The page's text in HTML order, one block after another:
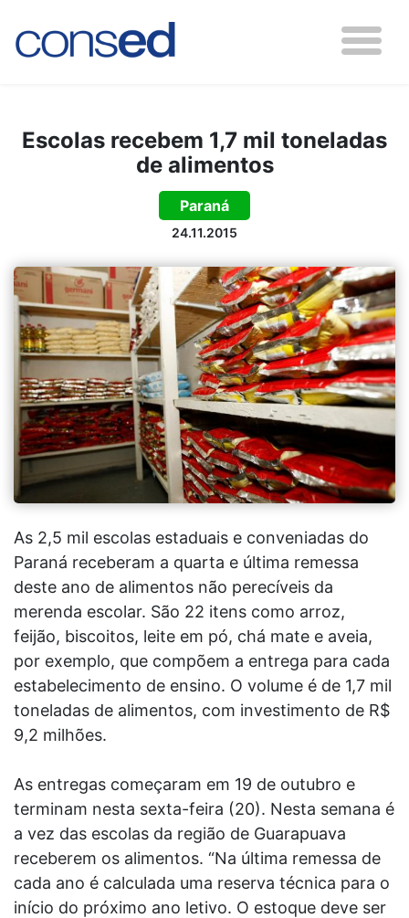
Escolas recebem 1,7 mil toneladas
de alimentos
Paraná
24.11.2015
As 2,5 mil escolas estaduais e conveniadas do
Paraná receberam a quarta e última remessa
deste ano de alimentos não perecíveis da
merenda escolar. São 22 itens como arroz,
feijão, biscoitos, leite em pó, chá mate e aveia,
por exemplo, que compõem a entrega para cada
estabelecimento de ensino. O volume é de 1,7 mil
toneladas de alimentos, com investimento de R$
9,2 milhões.
As entregas começaram em 19 de outubro e
terminam nesta sexta-feira (20). Nesta semana é
a vez das escolas da região de Guarapuava
receberem os alimentos. “Na última remessa de
cada ano é calculada uma reserva técnica para o
início do próximo ano letivo. O estoque deve ser